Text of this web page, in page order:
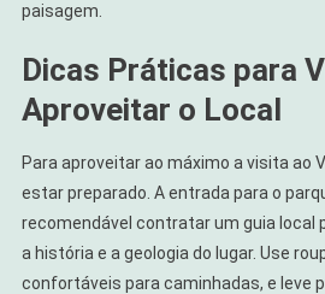
paisagem.
Dicas Práticas para
Aproveitar o Local
Para aproveitar ao máximo a visita ao
estar preparado. A entrada para o
recomendável contratar um guia local
a história e a geologia do lugar. Use
confortáveis para caminhadas, e leve